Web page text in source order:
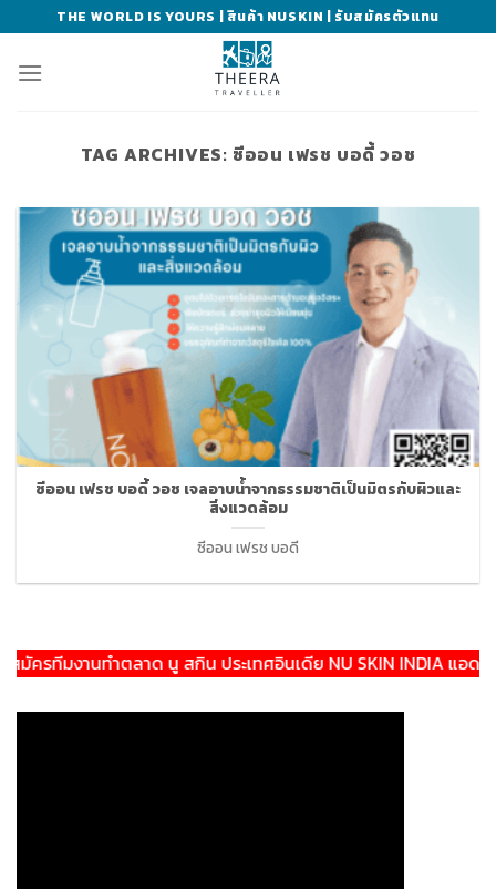
to
content
THE WORLD IS YOURS | สินค้า NUSKIN | รับสมัครตัวแทน
TAG ARCHIVES: ซีออน เฟรช บอดี้ วอช
ซีออน เฟรช บอดี้ วอช เจลอาบน้ำจากธรรมชาติเป็นมิตรกับผิวและ
สิ่งแวดล้อม
ซีออน เฟรช บอดี
ทีมงานทำตลาด นู สกิน ประเทศอินเดีย NU SKIN INDIA แอดไลน์